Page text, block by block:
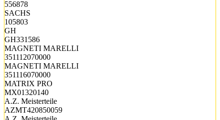
556878
SACHS
105803
GH
GH331586
MAGNETI MARELLI
351112070000
MAGNETI MARELLI
351116070000
MATRIX PRO
MX01320140
A.Z. Meisterteile
AZMT420850059